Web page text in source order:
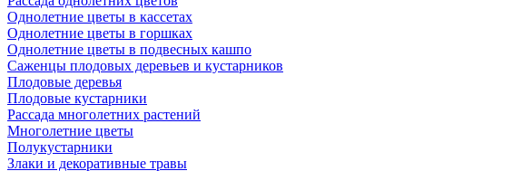
Однолетние цветы в кассетах
Однолетние цветы в горшках
Однолетние цветы в подвесных кашпо
Саженцы плодовых деревьев и кустарников
Плодовые деревья
Плодовые кустарники
Рассада многолетних растений
Многолетние цветы
Полукустарники
Злаки и декоративные травы